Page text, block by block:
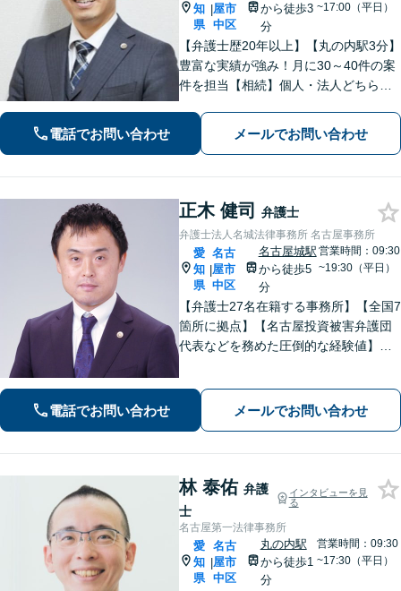
知
県
|屋市
中区
から徒歩3
分
~17:00（平日）
【弁護士歴20年以上】【丸の内駅3分】
豊富な実績が強み！月に30～40件の案
件を担当【相続】個人・法人どちらの
方ともに納得する解決を目指します
【離婚問題】他士業と連携し多角的な
電話でお問い合わせ メールでお問い合わせ
正木 健司 弁護士
弁護士法人名城法律事務所 名古屋事務所
愛
知
県
|
名古
屋市
中区
名古屋城駅
から徒歩5
分
営業時間：09:30
~19:30（平日）
【弁護士27名在籍する事務所】【全国7
箇所に拠点】【名古屋投資被害弁護団
代表などを務めた圧倒的な経験値】投
せください【初回相談無料】【メディ
ア出演やセミナー講演多数】
電話でお問い合わせ メールでお問い合わせ
林 泰佑 弁護
士
インタビューを見
る
名古屋第一法律事務所
愛
知
県
|
名古
屋市
中区
丸の内駅
から徒歩1
分
営業時間：09:30
~17:30（平日）